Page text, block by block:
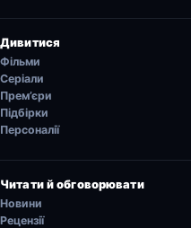
Дивитися
Фільми
Серіали
Прем’єри
Підбірки
Персоналії
Читати й обговорювати
Новини
Рецензії